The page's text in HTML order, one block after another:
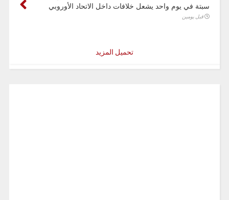
سبتة في يوم واحد يشعل خلافات داخل الاتحاد الأوروبي
قبل يومين
تحميل المزيد